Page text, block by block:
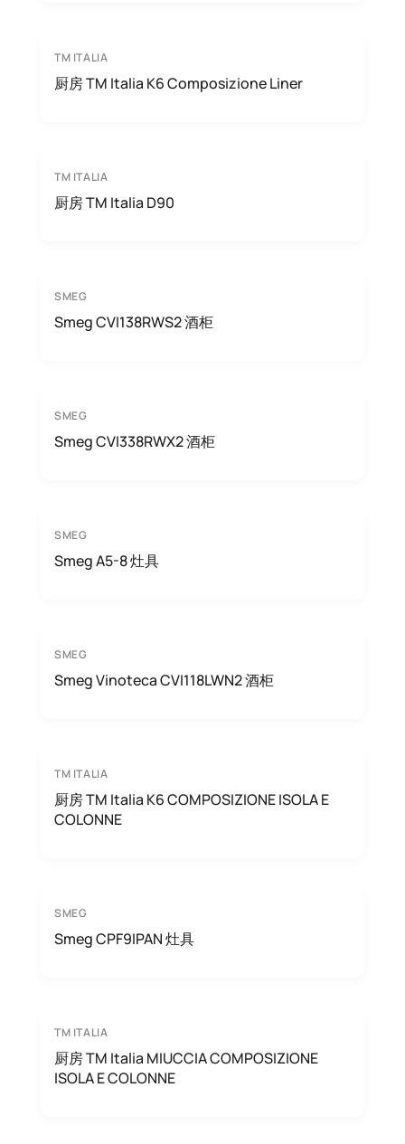
TM ITALIA
厨房 TM Italia K6 Composizione Liner
TM ITALIA
厨房 TM Italia D90
SMEG
Smeg CVI138RWS2 酒柜
SMEG
Smeg CVI338RWX2 酒柜
SMEG
Smeg A5-8 灶具
SMEG
Smeg Vinoteca CVI118LWN2 酒柜
TM ITALIA
厨房 TM Italia K6 COMPOSIZIONE ISOLA E
COLONNE
SMEG
Smeg CPF9IPAN 灶具
TM ITALIA
厨房 TM Italia MIUCCIA COMPOSIZIONE
ISOLA E COLONNE